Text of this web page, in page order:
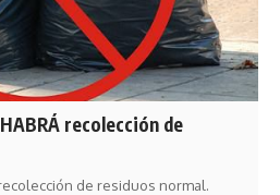
recolección de
de residuos normal.